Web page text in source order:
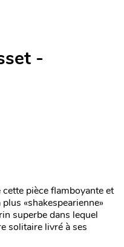
-
cette pièce flamboyante et
«shakespearienne»
superbe dans lequel
solitaire livré à ses